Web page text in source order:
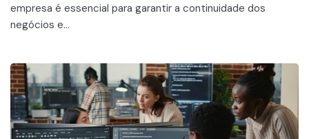
empresa é essencial para garantir a continuidade dos
negócios e...